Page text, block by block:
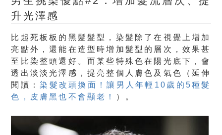
升光澤感
比起死板板的黑髮髮型，染髮除了在視覺上增加
亮點外，還能在造型時增加髮型的層次，效果甚
至比染整頭還好。而某些特殊色在陽光底下，會
透出淡淡光澤感，提亮整個人膚色及氣色（延伸
閱讀：染髮改頭換面！讓男人年輕10歲的5種髮
色，皮膚黑也不會顯老！
）。